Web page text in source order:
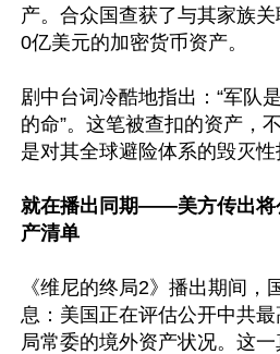
产。合众国查获了与其家族关
0亿美元的加密货币资产。
剧中台词冷酷地指出：“军队
的命”。这笔被查扣的资产，
是对其全球避险体系的毁灭性
就在播出同期——美方传出将
产清单
《维尼的终局2》播出期间，
息：美国正在评估公开中共
局常委的境外资产状况。这